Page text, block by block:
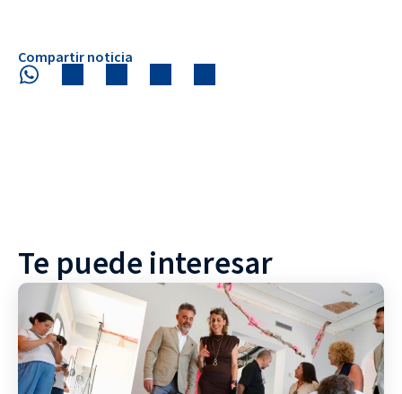
Compartir noticia
Te puede interesar